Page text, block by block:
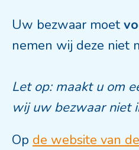
Uw bezwaar moet
nemen wij deze niet
Let op: maakt u om
wij uw bezwaar niet
Op de website van